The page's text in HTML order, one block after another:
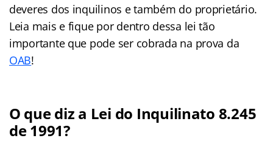
deveres dos inquilinos e também do proprietário.
Leia mais e fique por dentro dessa lei tão
importante que pode ser cobrada na prova da
OAB!
O que diz a Lei do Inquilinato 8.245
de 1991?